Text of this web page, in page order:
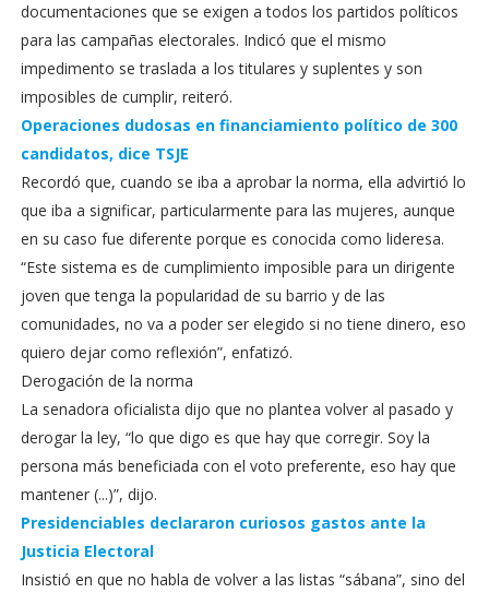
documentaciones que se exigen a todos los partidos políticos
para las campañas electorales. Indicó que el mismo
impedimento se traslada a los titulares y suplentes y son
imposibles de cumplir, reiteró.
Operaciones dudosas en financiamiento político de 300
candidatos, dice TSJE
Recordó que, cuando se iba a aprobar la norma, ella advirtió lo
que iba a significar, particularmente para las mujeres, aunque
en su caso fue diferente porque es conocida como lideresa.
“Este sistema es de cumplimiento imposible para un dirigente
joven que tenga la popularidad de su barrio y de las
comunidades, no va a poder ser elegido si no tiene dinero, eso
quiero dejar como reflexión”, enfatizó.
Derogación de la norma
La senadora oficialista dijo que no plantea volver al pasado y
derogar la ley, “lo que digo es que hay que corregir. Soy la
persona más beneficiada con el voto preferente, eso hay que
mantener (...)”, dijo.
Presidenciables declararon curiosos gastos ante la
Justicia Electoral
Insistió en que no habla de volver a las listas “sábana”, sino del